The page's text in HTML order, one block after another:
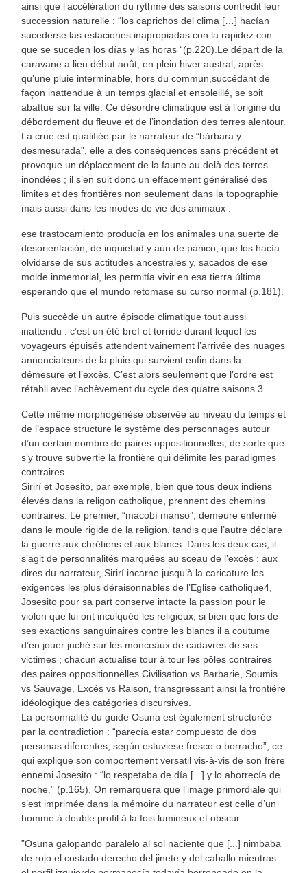
ainsi que l’accélération du rythme des saisons contredit leur
succession naturelle : “los caprichos del clima […] hacían
sucederse las estaciones inapropiadas con la rapidez con
que se suceden los días y las horas “(p.220).Le départ de la
caravane a lieu début août, en plein hiver austral, après
qu’une pluie interminable, hors du commun,succédant de
façon inattendue à un temps glacial et ensoleillé, se soit
abattue sur la ville. Ce désordre climatique est à l’origine du
débordement du fleuve et de l’inondation des terres alentour.
La crue est qualifiée par le narrateur de “bárbara y
desmesurada”, elle a des conséquences sans précédent et
provoque un déplacement de la faune au delà des terres
inondées ; il s’en suit donc un effacement généralisé des
limites et des frontières non seulement dans la topographie
mais aussi dans les modes de vie des animaux :
ese trastocamiento producía en los animales una suerte de
desorientación, de inquietud y aún de pánico, que los hacía
olvidarse de sus actitudes ancestrales y, sacados de ese
molde inmemorial, les permitía vivir en esa tierra última
esperando que el mundo retomase su curso normal (p.181).
Puis succède un autre épisode climatique tout aussi
inattendu : c’est un été bref et torride durant lequel les
voyageurs épuisés attendent vainement l’arrivée des nuages
annonciateurs de la pluie qui survient enfin dans la
démesure et l’excès. C’est alors seulement que l’ordre est
rétabli avec l’achèvement du cycle des quatre saisons.3
Cette même morphogénèse observée au niveau du temps et
de l’espace structure le système des personnages autour
d’un certain nombre de paires oppositionnelles, de sorte que
s’y trouve subvertie la frontière qui délimite les paradigmes
contraires.
Sirirí et Josesito, par exemple, bien que tous deux indiens
élevés dans la religon catholique, prennent des chemins
contraires. Le premier, “macobí manso”, demeure enfermé
dans le moule rigide de la religion, tandis que l’autre déclare
la guerre aux chrétiens et aux blancs. Dans les deux cas, il
s’agit de personnalités marquées au sceau de l’excès : aux
dires du narrateur, Sirirí incarne jusqu’à la caricature les
exigences les plus déraisonnables de l’Eglise catholique4,
Josesito pour sa part conserve intacte la passion pour le
violon que lui ont inculquée les religieux, si bien que lors de
ses exactions sanguinaires contre les blancs il a coutume
d’en jouer juché sur les monceaux de cadavres de ses
victimes ; chacun actualise tour à tour les pôles contraires
des paires oppositionnelles Civilisation vs Barbarie, Soumis
vs Sauvage, Excès vs Raison, transgressant ainsi la frontière
idéologique des catégories discursives.
La personnalité du guide Osuna est également structurée
par la contradiction : “parecía estar compuesto de dos
personas diferentes, según estuviese fresco o borracho”, ce
qui explique son comportement versatil vis-à-vis de son frère
ennemi Josesito : “lo respetaba de día [...] y lo aborrecía de
noche.” (p.165). On remarquera que l’image primordiale qui
s’est imprimée dans la mémoire du narrateur est celle d’un
homme à double profil à la fois lumineux et obscur :
”Osuna galopando paralelo al sol naciente que [...] nimbaba
de rojo el costado derecho del jinete y del caballo mientras